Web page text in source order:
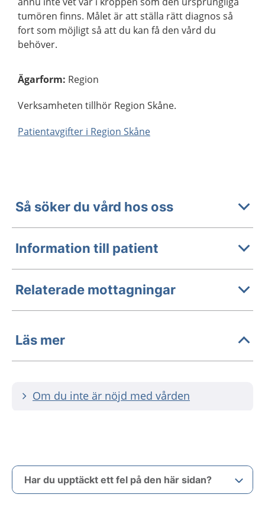
tumören finns. Målet är att ställa rätt diagnos så
fort som möjligt så att du kan få den vård du
behöver.
Ägarform: Region
Verksamheten tillhör Region Skåne.
Patientavgifter i Region Skåne
Så söker du vård hos oss
Information till patient
Relaterade mottagningar
Läs mer
Om du inte är nöjd med vården
Har du upptäckt ett fel på den här sidan?